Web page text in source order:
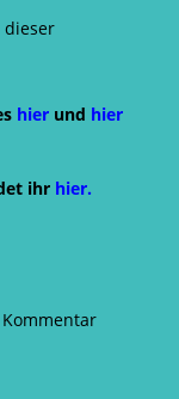
dieser
hier und hier
ihr hier.